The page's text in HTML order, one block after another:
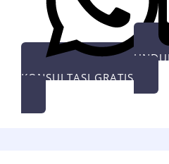
KONSULTASI GRATIS